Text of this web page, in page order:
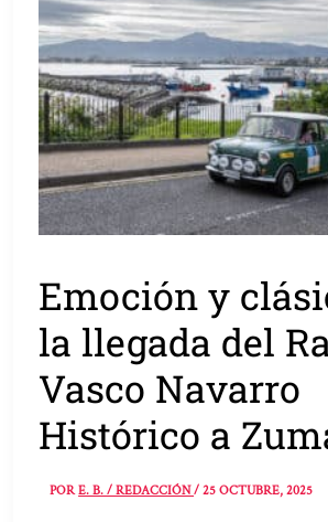
Emoción y
la llegada del
Vasco Navarro
Histórico a
PORE. B. / REDACCIÓN/25 OCTUBRE, 2025